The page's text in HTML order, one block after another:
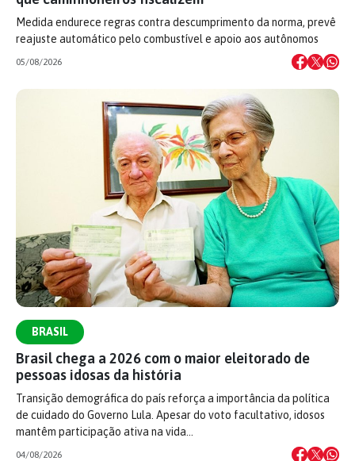
Medida endurece regras contra descumprimento da norma, prevê
reajuste automático pelo combustível e apoio aos autônomos
05/08/2026
BRASIL
Brasil chega a 2026 com o maior eleitorado de
pessoas idosas da história
Transição demográfica do país reforça a importância da política
de cuidado do Governo Lula. Apesar do voto facultativo, idosos
mantêm participação ativa na vida…
04/08/2026